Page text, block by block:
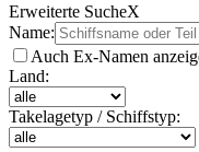
Erweiterte SucheX
Name:
Auch Ex-Namen
Land:
Takelagetyp / Schiffstyp: